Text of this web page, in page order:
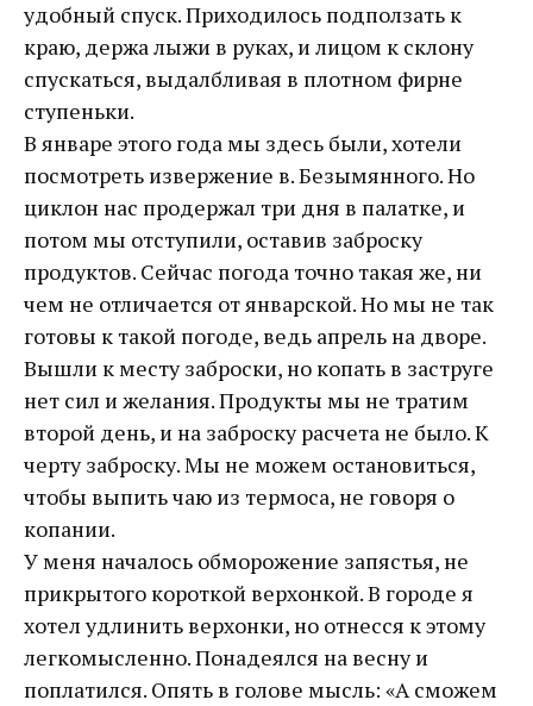
удобный спуск. Приходилось подползать к
краю, держа лыжи в руках, и лицом к склону
спускаться, выдалбливая в плотном фирне
ступеньки.
В январе этого года мы здесь были, хотели
посмотреть извержение в. Безымянного. Но
циклон нас продержал три дня в палатке, и
потом мы отступили, оставив заброску
продуктов. Сейчас погода точно такая же, ни
чем не отличается от январской. Но мы не так
готовы к такой погоде, ведь апрель на дворе.
Вышли к месту заброски, но копать в заструге
нет сил и желания. Продукты мы не тратим
второй день, и на заброску расчета не было. К
черту заброску. Мы не можем остановиться,
чтобы выпить чаю из термоса, не говоря о
копании.
У меня началось обморожение запястья, не
прикрытого короткой верхонкой. В городе я
хотел удлинить верхонки, но отнесся к этому
легкомысленно. Понадеялся на весну и
поплатился. Опять в голове мысль: «А сможем